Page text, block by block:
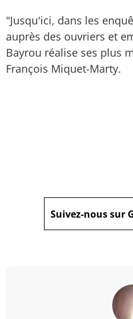
"Jusqu'ici, dans les
auprès des ouvriers et
Bayrou réalise ses plus
François Miquet-Marty.
Suivez-nous sur